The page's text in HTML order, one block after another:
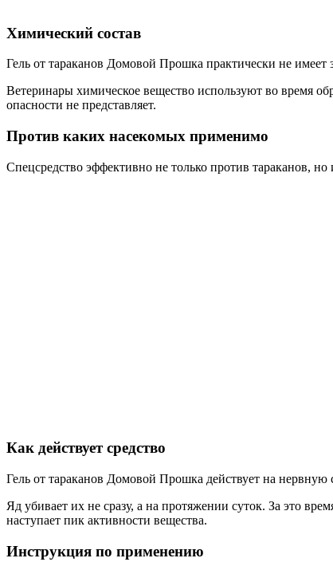
Химический состав
Гель от тараканов Домовой Прошка практически не
Ветеринары химическое вещество используют во время
опасности не представляет.
Против каких насекомых применимо
Спецсредство эффективно не только против тараканов,
Как действует средство
Гель от тараканов Домовой Прошка действует на
Яд убивает их не сразу, а на протяжении суток. За это
наступает пик активности вещества.
Инструкция по применению